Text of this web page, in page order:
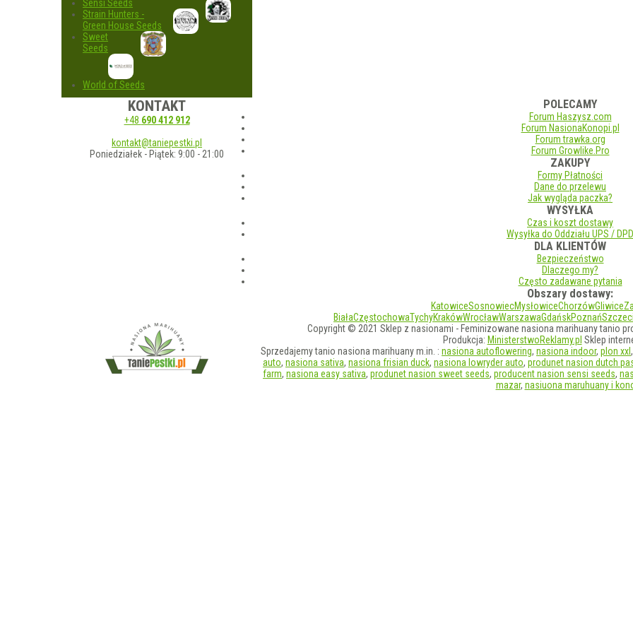
Sensi Seeds
Strain Hunters -
Green House Seeds
Sweet
Seeds
World of Seeds
KONTAKT
+48 690 412 912
kontakt@taniepestki.pl
Poniedziałek - Piątek: 9:00 - 21:00
POLECAMY
Forum Haszysz.com
Forum NasionaKonopi.pl
Forum trawka.org
Forum Growlike.Pro
ZAKUPY
Formy Płatności
Dane do przelewu
Jak wygląda paczka?
WYSYŁKA
Czas i koszt dostawy
Wysyłka do Oddziału UPS / DPD
DLA KLIENTÓW
Bezpieczeństwo
Dlaczego my?
Często zadawane pytania
Obszary dostawy:
KatowiceSosnowiecMysłowiceChorzówGliwice
BiałaCzęstochowaTychyKrakówWrocławWarszawaGdańskPoznań
Copyright © 2021 Sklep z nasionami - Feminizowane nasiona marihuany tanio
Produkcja: MinisterstwoReklamy.pl Sklep
Sprzedajemy tanio nasiona marihuany m.in. : nasiona autoflowering, nasiona indoor, plon xxl,
auto, nasiona sativa, nasiona frisian duck, nasiona lowryder auto, produnet nasion dutch
farm, nasiona easy sativa, produnet nasion sweet seeds, producent nasion sensi seeds,
mazar, nasiuona maruhuany i